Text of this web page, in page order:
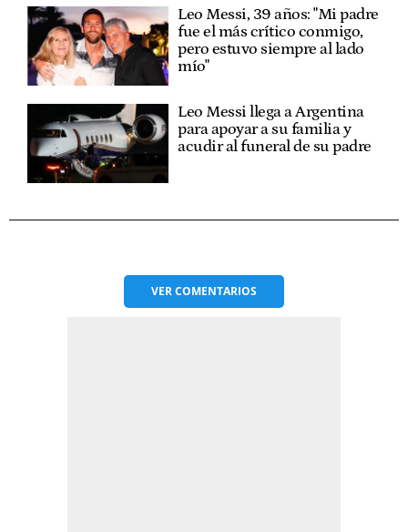
Leo Messi, 39 años: "Mi padre
fue el más crítico conmigo,
pero estuvo siempre al lado
mío"
Leo Messi llega a Argentina
para apoyar a su familia y
acudir al funeral de su padre
VERCOMENTARIOS